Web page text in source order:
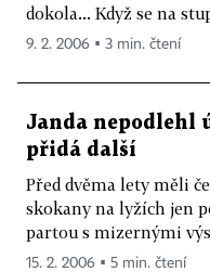
dokola... Když se na
9. 2. 2006 ▪ 3 min. čtení
Janda nepodlehl
přidá další
Před dvěma lety měli
skokany na lyžích jen
partou s mizernými
15. 2. 2006 ▪ 5 min. čtení